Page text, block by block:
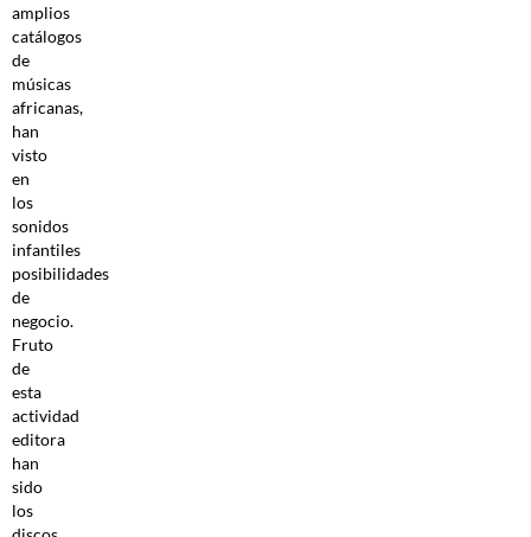
amplios
catálogos
de
músicas
africanas,
han
visto
en
los
sonidos
infantiles
posibilidades
de
negocio.
Fruto
de
esta
actividad
editora
han
sido
los